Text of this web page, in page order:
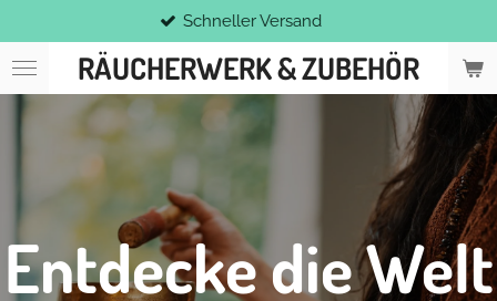
Hauptinhalt
springen RÄUCHERWERK & ZUBEHÖR
Entdecke die Welt